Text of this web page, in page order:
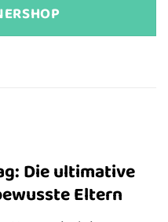
Die ultimative
Eltern